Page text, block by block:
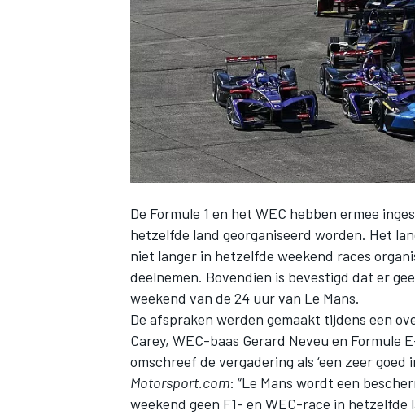
INDYCAR
WEC DTM
De Formule 1 en het WEC hebben ermee
hetzelfde land georganiseerd worden. Het
niet langer in hetzelfde weekend races
deelnemen. Bovendien is bevestigd dat er
weekend van de 24 uur van Le Mans.
De afspraken werden gemaakt tijdens een
Carey, WEC-baas Gerard Neveu en
omschreef de vergadering als ‘een zeer
Motorsport.com: “Le Mans wordt een
weekend geen F1- en WEC-race in